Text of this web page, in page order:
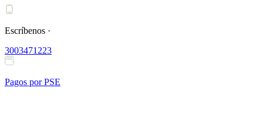
Ir
contenido
Escríbenos ·
3003471223
Pagos por PSE